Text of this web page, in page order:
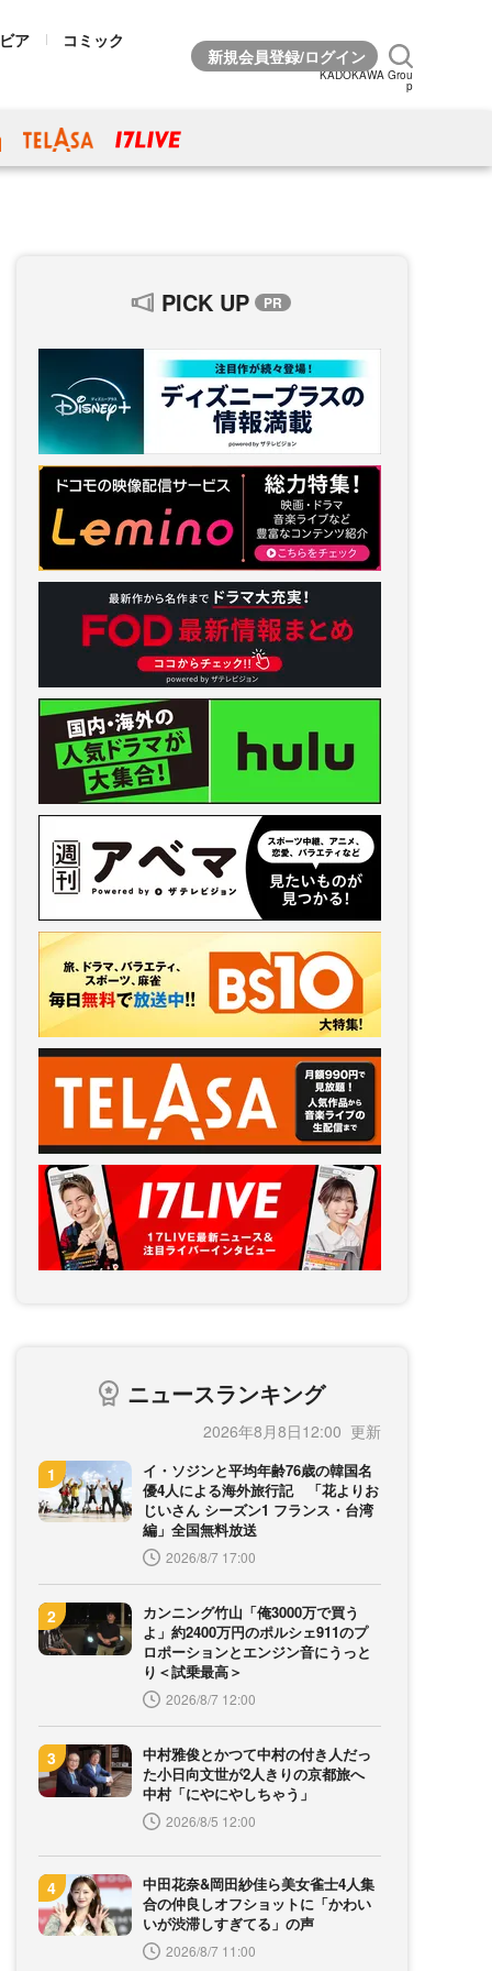
ア コミック
KADOKAWA Grou
p
PICK UP
ニュースランキング
2026年8月8日12:00
イ・ソジンと平均年齢76歳の韓国名
優4人による海外旅行記 「花よりお
じいさん シーズン1 フランス・台湾
編」全国無料放送
2026/8/7 17:00
カンニング竹山「俺3000万で買う
よ」約2400万円のポルシェ911のプ
ロポーションとエンジン音にうっと
り＜試乗最高＞
2026/8/7 12:00
中村雅俊とかつて中村の付き人だっ
た小日向文世が2人きりの京都旅へ
中村「にやにやしちゃう」
2026/8/5 12:00
中田花奈&岡田紗佳ら美女雀士4人集
合の仲良しオフショットに「かわい
いが渋滞しすぎてる」の声
2026/8/7 11:00